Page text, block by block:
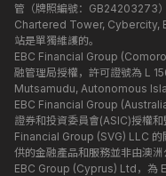
管（牌照編號：GB24203273
Chartered Tower, Cybercity,
站是單獨維護的。
EBC Financial Group
融管理局授權，許可證號為 L
Mutsamudu, Autonomous
EBC Financial Group
證券和投資委員會(ASIC)授權
Financial Group (SVG) LLC 的
供的金融產品和服務並非由澳洲
EBC Group (Cyprus) Ltd，為